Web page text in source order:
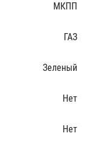
МКПП
ГАЗ
Зеленый
Нет
Нет